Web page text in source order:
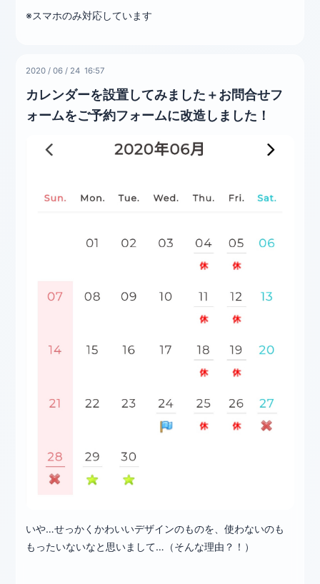
※スマホのみ対応しています
2020 /06 / 24 16:57
カレンダーを設置してみました＋お問合せフ
ォームをご予約フォームに改造しました！
いや…せっかくかわいいデザインのものを、使わないのも
もったいないなと思いまして…（そんな理由？！）